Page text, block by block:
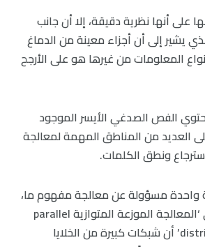
على أنها نظرية دقيقة، إلا أن جانب
يشير إلى أن أجزاء معينة من الدماغ
المعلومات من غيرها هو على الأرجح
الفص الصدغي الأيسر الموجود
العديد من المناطق المهمة لمعالجة
ونطق الكلمات.
واحدة مسؤولة عن معالجة مفهوم ما،
يقترح نموذج يسمى ‘المعالجة الموزعة المتوازية parallel
distributed processing’ أن شبكات كبيرة من الخلايا